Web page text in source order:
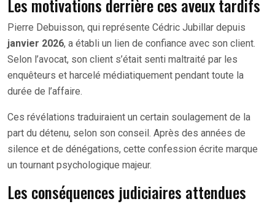
Les motivations derrière ces aveux tardifs
Pierre Debuisson, qui représente Cédric Jubillar depuis
janvier 2026, a établi un lien de confiance avec son client.
Selon l’avocat, son client s’était senti maltraité par les
enquêteurs et harcelé médiatiquement pendant toute la
durée de l’affaire.
Ces révélations traduiraient un certain soulagement de la
part du détenu, selon son conseil. Après des années de
silence et de dénégations, cette confession écrite marque
un tournant psychologique majeur.
Les conséquences judiciaires attendues